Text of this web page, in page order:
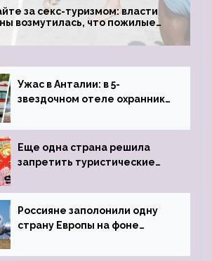
за секс-туризмом: власти
возмутилась, что пожилые
едут к ним, чтобы
молодыми любовниками
Ужас в Анталии: в 5-
звездочном отеле охранник
пистолета
Еще одна страна решила
запретить туристические
Россияне заполонили одну
страну Европы на фоне
виз